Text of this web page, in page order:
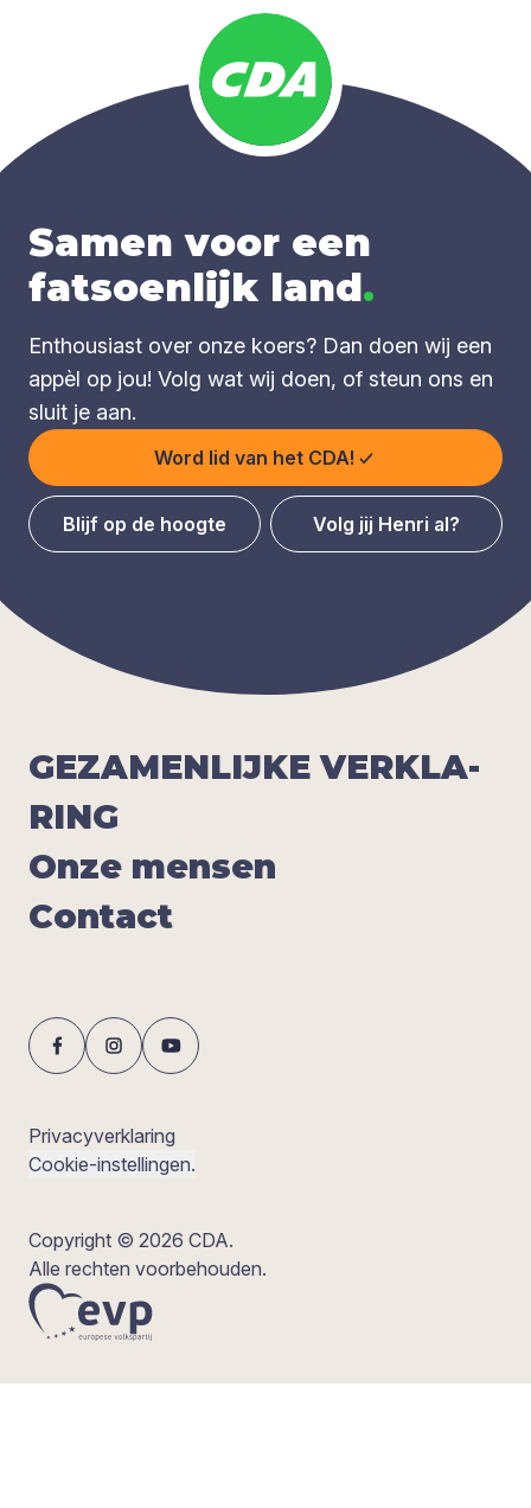
Samen voor een
fatsoenlijk land.
Enthousiast over onze koers? Dan doen wij een
appèl op jou! Volg wat wij doen, of steun ons en
sluit je aan.
Word lid van het CDA!
Blijf op de hoogte Volg jij Henri al?
GEZA­MEN­LIJ­KE VER­KLA­
RING
Onze men­sen
Con­tact
Privacyverklaring
Cookie-instellingen.
Copyright © 2026 CDA.
Alle rechten voorbehouden.